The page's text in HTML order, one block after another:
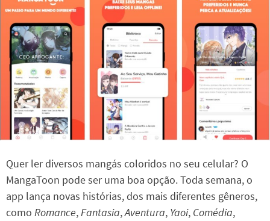
Quer ler diversos mangás coloridos no seu celular? O
MangaToon pode ser uma boa opção. Toda semana, o
app lança novas histórias, dos mais diferentes gêneros,
como Romance,Fantasia,Aventura, Yaoi, Comédia,